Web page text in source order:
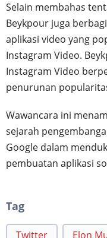
Selain membahas
Beykpour juga
aplikasi video yang
Instagram Video.
Instagram Video
penurunan
Wawancara ini
sejarah
Google dalam
pembuatan aplikasi
Tag
Twitter Elon